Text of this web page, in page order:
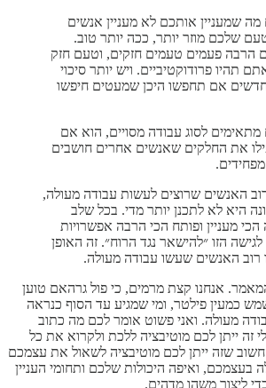
שמעניין אותכם לא מעניין אנשים
שלכם מוזר יותר, ככה יותר טוב.
הרבה פעמים טעמים חזקים, וטעם חזק
תהיו פרודוקטיביים. ויש יותר סיכוי
אם תחפשו היכן שמעטים חיפשו
לסוג עבודה מסויים, הוא אם
את החלקים שאנשים אחרים חושבים
האנשים שרוצים לעשות עבודה מעולה,
היא לא לתכנן יותר מדי. בכל שלב
מעניין ופותח הכי הרבה אפשרויות
הזו ״להישאר נגד הרוח״. זה האופן
רוב האנשים שעשו עבודה מעולה.
אנחנו קצת מרמים, כי פול גרהאם טוען
כמעין פילטר, ומי שמגיע עד הסוף כנראה
מעולה. ואני פשוט אומר לכם מה כתוב
זה ייתן לכם מוטיבציה ללכת ולקרוא את כל
שזה ייתן לכם מוטיבציה לשאול את עצמכם
בעצמכם, ואיפה היכולות שלכם ותחומי העניין
ליצור משהו מדהים.